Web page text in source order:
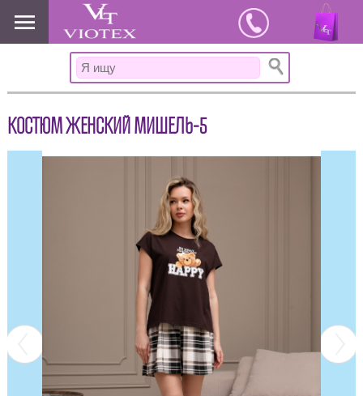
www.viotex37.ru
КОСТЮМ ЖЕНСКИЙ МИШЕЛЬ-5